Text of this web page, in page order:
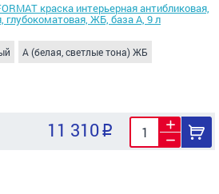
краска интерьерная антибликовая,
глубокоматовая, ЖБ, база A, 9 л
A (белая, светлые тона) ЖБ
11 310